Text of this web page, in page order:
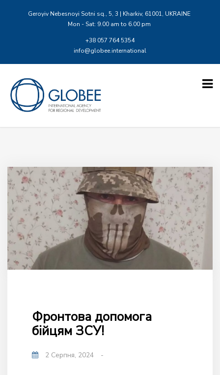
Geroyiv Nebesnoyi Sotni sq., 5, 3 | Kharkiv, 61001, UKRAINE
Mon - Sat: 9.00 am to 6.00 pm
+38 057 764 5354
info@globee.international
Фронтова допомога
бійцям ЗСУ!
2 Серпня, 2024 -